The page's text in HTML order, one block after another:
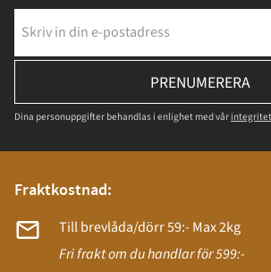
PRENUMERERA
Dina personuppgifter behandlas i enlighet med vår
Fraktkostnad:
Till brevlåda/dörr 59:- Max 2kg
Fri frakt om du handlar för 599:-